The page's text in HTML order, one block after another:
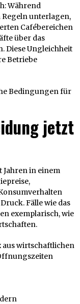
Während
unterlagen,
Cafébereichen
über das
Diese Ungleichheit
Betriebe
Bedingungen für
jetzt
Jahren in einem
Fälle wie das
exemplarisch, wie
aus wirtschaftlichen